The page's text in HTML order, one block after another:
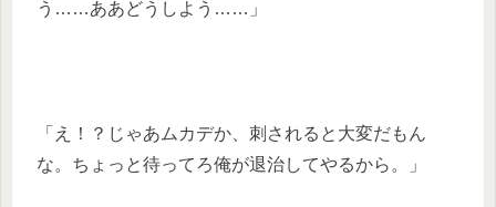
う……ああどうしよう……」
「え！？じゃあムカデか、刺されると大変だもん
な。ちょっと待ってろ俺が退治してやるから。」